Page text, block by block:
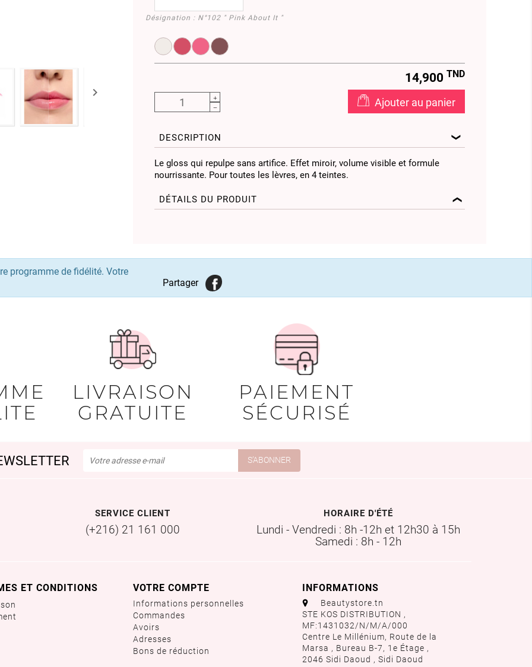

Désignation : N°102 " Pink About It "
EL958512.100
EL958513.101
EL958514.102
EL958515.103
14,900 TND
Ajouter au panier
DESCRIPTION
Le gloss qui repulpe sans artifice. Effet miroir, volume visible et formule
nourrissante. Pour toutes les lèvres, en 4 teintes.
DÉTAILS DU PRODUIT
Partager
programme de fidélité. Votre
LIVRAISON
GRATUITE
PAIEMENT
SÉCURISÉ
SERVICE CLIENT
(+216) 21 161 000
HORAIRE D'ÉTÉ
Lundi - Vendredi : 8h -12h et 12h30 à 15h
Samedi : 8h - 12h
ET CONDITIONS VOTRE COMPTE
Informations personnelles
Commandes
Avoirs
Adresses
Bons de réduction
INFORMATIONS
aaa
Beautystore.tn
STE KOS DISTRIBUTION ,
MF:1431032/N/M/A/000
Centre Le Millénium, Route de la
Marsa , Bureau B-7, 1e Étage ,
2046 Sidi Daoud , Sidi Daoud